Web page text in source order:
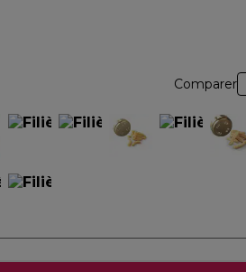
Comparer